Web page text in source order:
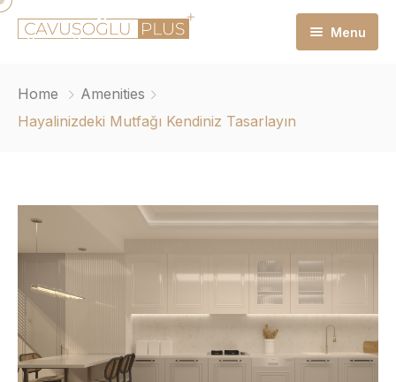
Menu
Hakkımızda
Daireler
Haberler
İletişim
Home
Amenities
Hayalinizdeki Mutfağı Kendiniz Tasarlayın